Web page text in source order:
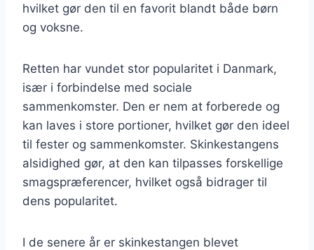
hvilket gør den til en favorit blandt både børn
og voksne.
Retten har vundet stor popularitet i Danmark,
især i forbindelse med sociale
sammenkomster. Den er nem at forberede og
kan laves i store portioner, hvilket gør den ideel
til fester og sammenkomster. Skinkestangens
alsidighed gør, at den kan tilpasses forskellige
smagspræferencer, hvilket også bidrager til
dens popularitet.
I de senere år er skinkestangen blevet